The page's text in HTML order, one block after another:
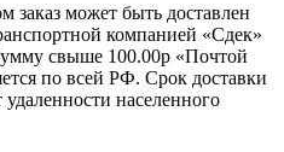
заказ может быть доставлен
компанией «Сдек»
свыше 100.00р «Почтой
по всей РФ. Срок доставки
населенного